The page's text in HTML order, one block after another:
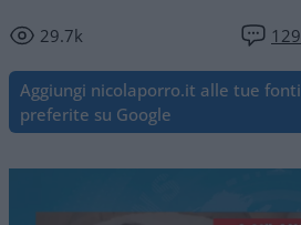
29.7k 129
Aggiungi nicolaporro.it alle tue fonti
preferite su Google